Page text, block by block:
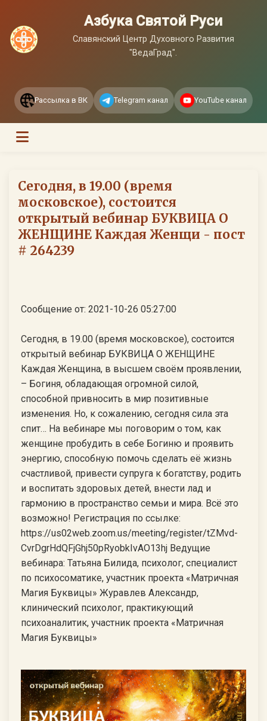
Азбука Святой Руси
Славянский Центр Духовного Развития
"ВедаГрад".
Рассылка в ВК Telegram канал YouTube канал
Сегодня, в 19.00 (время
московское), состоится
открытый вебинар БУКВИЦА О
ЖЕНЩИНЕ Каждая Женщи - пост
# 264239
Сообщение от: 2021-10-26 05:27:00
Сегодня, в 19.00 (время московское), состоится
открытый вебинар БУКВИЦА О ЖЕНЩИНЕ
Каждая Женщина, в высшем своём проявлении,
– Богиня, обладающая огромной силой,
способной привносить в мир позитивные
изменения. Но, к сожалению, сегодня сила эта
спит… На вебинаре мы поговорим о том, как
женщине пробудить в себе Богиню и проявить
энергию, способную помочь сделать её жизнь
счастливой, привести супруга к богатству, родить
и воспитать здоровых детей, внести лад и
гармонию в пространство семьи и мира. Всё это
возможно! Регистрация по ссылке:
https://us02web.zoom.us/meeting/register/tZMvd-
CvrDgrHdQFjGhj50pRyobkIvAO13hj Ведущие
вебинара: Татьяна Билида, психолог, специалист
по психосоматике, участник проекта «Матричная
Магия Буквицы» Журавлев Александр,
клинический психолог, практикующий
психоаналитик, участник проекта «Матричная
Магия Буквицы»